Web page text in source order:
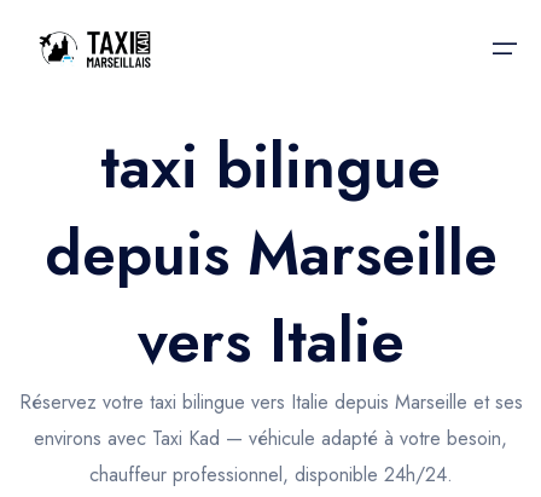
Accueil
Nos services
Nos services
Trajet Gare SNCF
Trajet Port croisière
Trajet Séminaire
Taxis aéroport
Réservation
Actualités & évènements
Contactez-nous
taxi bilingue
depuis Marseille
vers Italie
Réservez votre taxi bilingue vers Italie depuis Marseille et ses
environs avec Taxi Kad — véhicule adapté à votre besoin,
chauffeur professionnel, disponible 24h/24.